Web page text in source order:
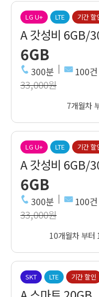
LG U+ LTE 기간 할
A 갓성비 6GB/
6GB
300분 100건
33,000원
7개월차
LG U+ LTE 기간 할
A 갓성비 6GB/
6GB
300분 100건
33,000원
10개월차 부
SKT LTE 기간 할인